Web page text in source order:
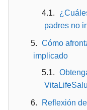
padres no
Cómo
implicado
Reflexión